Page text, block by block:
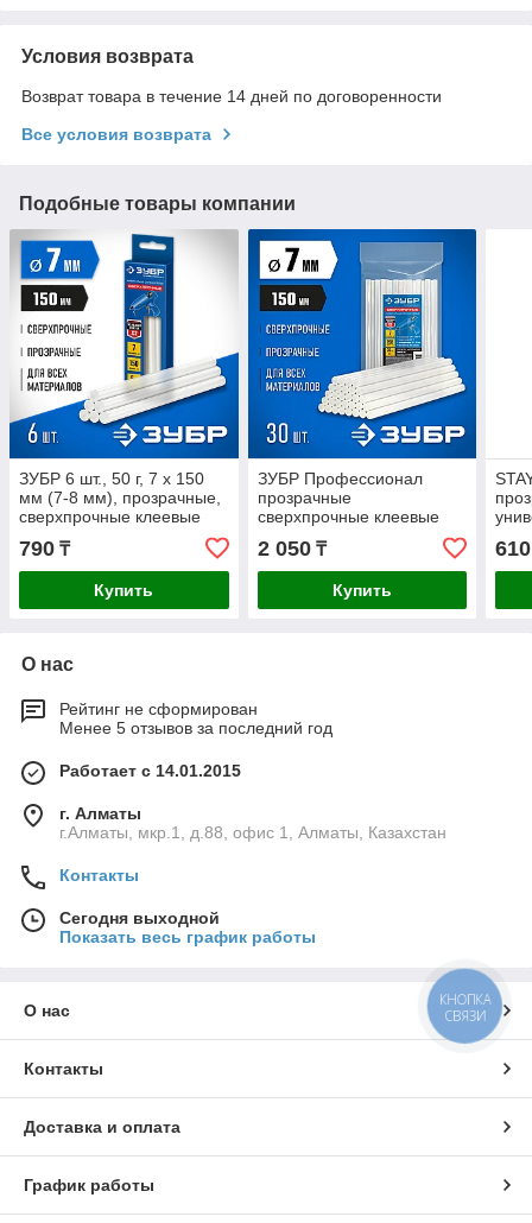
Условия возврата
Возврат товара в течение 14 дней по договоренности
Все условия возврата
Подобные товары компании
ЗУБР 6 шт., 50 г, 7 х 150
мм (7-8 мм), прозрачные,
сверхпрочные клеевые
Профессионал
790 ₸
Купить
ЗУБР Профессионал
прозрачные
сверхпрочные клеевые
стержни, d 7 х 150 мм (7-8
мм) 30 шт. 187 г
2 050₸
Купить
6
610
О нас
Рейтинг не сформирован
Менее 5 отзывов за последний год
Работает с 14.01.2015
г. Алматы
г.Алматы, мкр.1, д.88, офис 1, Алматы, Казахстан
Контакты
Сегодня выходной
Показать весь график работы
О нас
Контакты
Доставка и оплата
График работы
КНОПКА
СВЯЗИ